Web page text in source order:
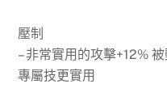
壓制
– 非常實用的攻擊+12%
專屬技更實用